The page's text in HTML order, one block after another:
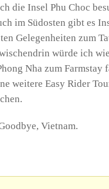
die Insel Phu Choc
im Südosten gibt es
Gelegenheiten zum
würde ich
Nha zum Farmstay
weitere Easy Rider
Vietnam.